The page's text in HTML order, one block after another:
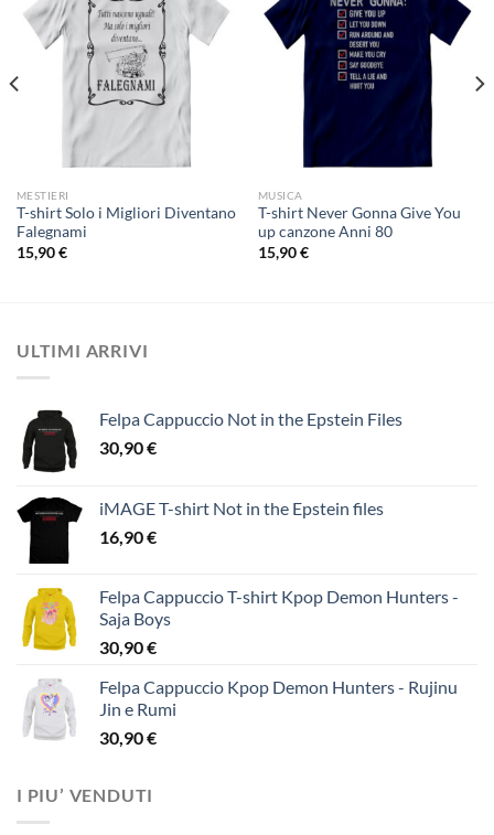
MESTIERI
T-shirt Solo i Migliori Diventano
Falegnami
15,90€
MUSICA
T-shirt Never Gonna Give You
up canzone Anni 80
15,90€
ULTIMI ARRIVI
Felpa Cappuccio Not in the Epstein Files
30,90€
iMAGE T-shirt Not in the Epstein files
16,90€
Felpa Cappuccio T-shirt Kpop Demon Hunters -
Saja Boys
30,90€
Felpa Cappuccio Kpop Demon Hunters - Rujinu
Jin e Rumi
30,90€
I PIU’ VENDUTI